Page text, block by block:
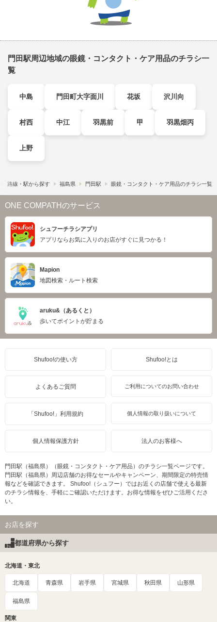
門田駅周辺地域の眼鏡・コンタクト・ケア用品のチラシ一
覧
中島 門田町大字面川 花坂 沢川向
村西 中江 羽黒前 甲 羽黒畑丙
上野
路線・駅から探す 福島県 門田駅 眼鏡・コンタクト・ケア用品のチラシ一覧
ONE COMPATHのサービス
シュフーチラシアプリ
アプリならお気に入りのお店がすぐに見つかる！
Mapion
地図検索・ルート検索
aruku&（あるくと）
歩いてポイントが貯まる
Shufoo!の使い方 Shufoo!とは
よくあるご質問 ご利用についてのお問い合わせ
「Shufoo!」利用規約 個人情報の取り扱いについて
個人情報保護方針 法人のお客様へ
門田駅（福島県）（眼鏡・コンタクト・ケア用品）のチラシ一覧ページです。
門田駅（福島県）周辺店舗のお得なセールやキャンペーン、期間限定の特売情
報などを確認できます。 Shufoo!（シュフー）ではお近くの店舗で使える最新
のチラシ情報を、手軽にご確認いただけます。お得な情報をぜひご活用くださ
い。
お店を探す
都道府県から探す
北海道・東北
北海道 青森県 岩手県 宮城県 秋田県 山形県
福島県
関東